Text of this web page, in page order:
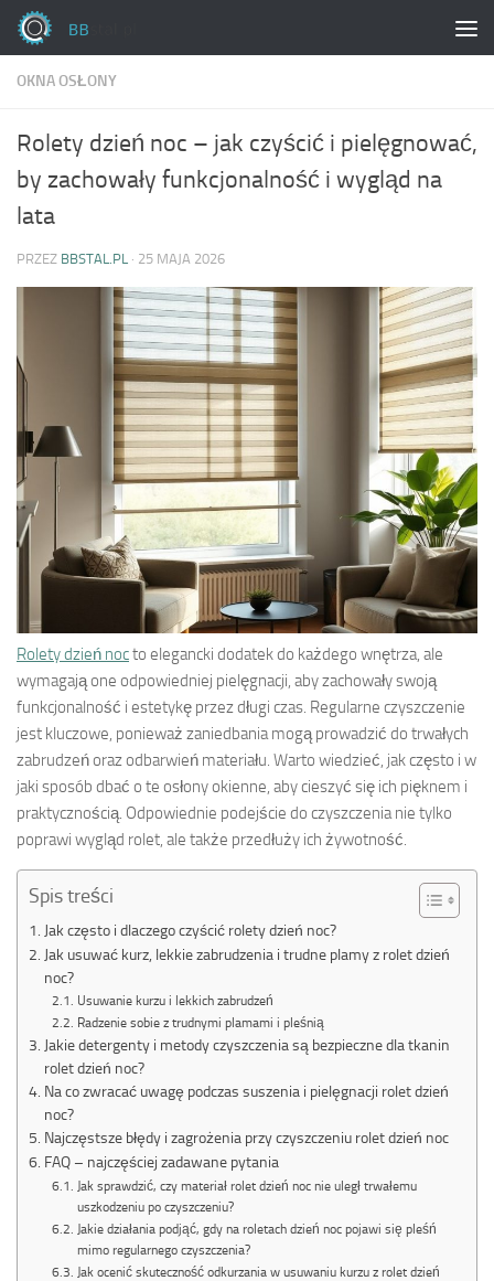
Skip to content
OKNA OSŁONY
Rolety dzień noc – jak czyścić i pielęgnować,
by zachowały funkcjonalność i wygląd na
lata
PRZEZ BBSTAL.PL · 25 MAJA 2026
Rolety dzień nocto elegancki dodatek do każdego wnętrza, ale
wymagają one odpowiedniej pielęgnacji, aby zachowały swoją
funkcjonalność i estetykę przez długi czas. Regularne czyszczenie
jest kluczowe, ponieważ zaniedbania mogą prowadzić do trwałych
zabrudzeń oraz odbarwień materiału. Warto wiedzieć, jak często i w
jaki sposób dbać o te osłony okienne, aby cieszyć się ich pięknem i
praktycznością. Odpowiednie podejście do czyszczenia nie tylko
poprawi wygląd rolet, ale także przedłuży ich żywotność.
Spis treści
Jak często i dlaczego czyścić rolety dzień noc?
Jak usuwać kurz, lekkie zabrudzenia i trudne plamy z rolet dzień
noc?
Usuwanie kurzu i lekkich zabrudzeń
Radzenie sobie z trudnymi plamami i pleśnią
Jakie detergenty i metody czyszczenia są bezpieczne dla tkanin
rolet dzień noc?
Na co zwracać uwagę podczas suszenia i pielęgnacji rolet dzień
noc?
Najczęstsze błędy i zagrożenia przy czyszczeniu rolet dzień noc
FAQ – najczęściej zadawane pytania
Jak sprawdzić, czy materiał rolet dzień noc nie uległ trwałemu
uszkodzeniu po czyszczeniu?
Jakie działania podjąć, gdy na roletach dzień noc pojawi się pleśń
mimo regularnego czyszczenia?
Jak ocenić skuteczność odkurzania w usuwaniu kurzu z rolet dzień